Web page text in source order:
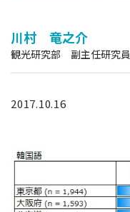
川村 竜之介
観光研究部 副主任研究員
2017.10.16